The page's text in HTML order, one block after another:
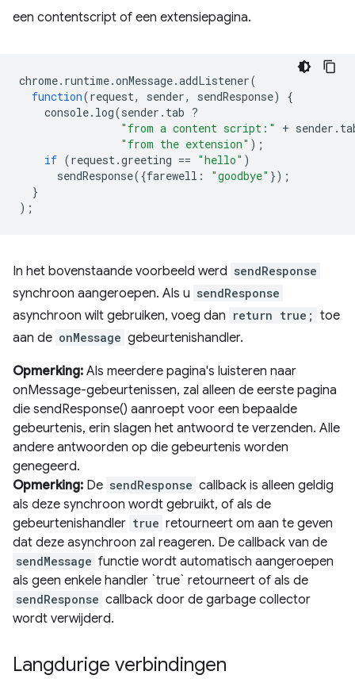
een contentscript of een extensiepagina.
chrome. runtime.onMessage.addListener(
function(request, sender, sendResponse)
{
console. log(sender . tab ?
"from a content script:"
+ sender .
"from the extension" );
if (request.greeting == "hello" )
sendResponse({farewell : "goodbye" });
}
);
In het bovenstaande voorbeeld werd sendResponse
synchroon aangeroepen. Als u sendResponse
asynchroon wilt gebruiken, voeg dan return true; toe
aan de onMessage gebeurtenishandler.
Opmerking: Als meerdere pagina's luisteren naar
onMessage-gebeurtenissen, zal alleen de eerste pagina
die sendResponse() aanroept voor een bepaalde
gebeurtenis, erin slagen het antwoord te verzenden. Alle
andere antwoorden op die gebeurtenis worden
genegeerd.
Opmerking: De sendResponse callback is alleen geldig
als deze synchroon wordt gebruikt, of als de
gebeurtenishandler true retourneert om aan te geven
dat deze asynchroon zal reageren. De callback van de
sendMessage functie wordt automatisch aangeroepen
als geen enkele handler `true` retourneert of als de
sendResponse callback door de garbage collector
wordt verwijderd.
Langdurige verbindingen